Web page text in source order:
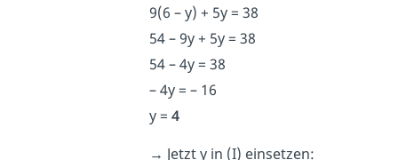
9(6 – y) + 5y = 38
54 – 9y + 5y = 38
54 – 4y = 38
– 4y = – 16
y = 4
→ Jetzt y in (I) einsetzen: